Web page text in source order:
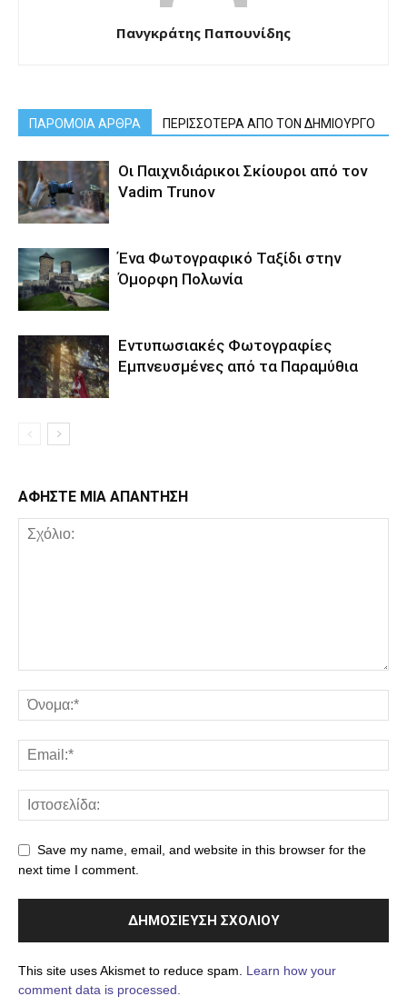
Πανγκράτης Παπουνίδης
ΠΑΡΟΜΟΙΑ ΑΡΘΡΑ ΠΕΡΙΣΣΟΤΕΡΑ ΑΠΟ ΤΟΝ ΔΗΜΙΟΥΡΓΟ
Οι Παιχνιδιάρικοι Σκίουροι από τον
Vadim Trunov
Ένα Φωτογραφικό Ταξίδι στην
Όμορφη Πολωνία
Εντυπωσιακές Φωτογραφίες
Εμπνευσμένες από τα Παραμύθια
ΑΦΗΣΤΕ ΜΙΑ ΑΠΑΝΤΗΣΗ
Save my name, email, and website in this browser for the
next time I comment.
This site uses Akismet to reduce spam. Learn how your
comment data is processed.